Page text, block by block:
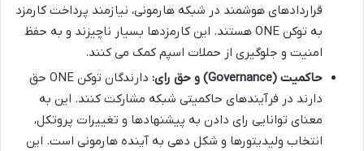
قراردادهای هوشمند در شبکه هارمونی، نیازمند پرداخت کارمزد
به توکن ONE هستند. این کارمزدها بسیار ناچیزند و به حفظ
امنیت و جلوگیری از حملات اسپم کمک می کنند.
حاکمیت (Governance) و حق رای:
دارندگان توکن ONE حق
دارند در فرآیندهای حاکمیتی شبکه مشارکت کنند. این به
معنای توانایی رای دادن به پیشنهادها و تغییرات پروتکل،
انتخاب ولیدیتورها و شکل دهی به آینده هارمونی است. این